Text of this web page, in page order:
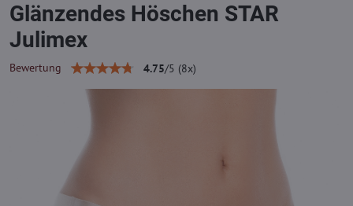
Glänzendes Höschen STAR
Julimex
Bewertung 4.75/5 (8x)